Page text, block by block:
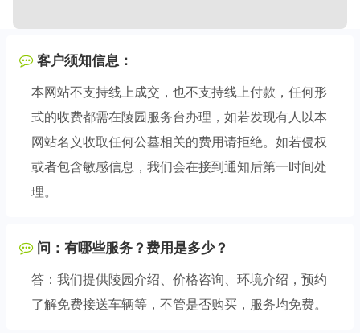
客户须知信息：
本网站不支持线上成交，也不支持线上付款，任何形
式的收费都需在陵园服务台办理，如若发现有人以本
网站名义收取任何公墓相关的费用请拒绝。如若侵权
或者包含敏感信息，我们会在接到通知后第一时间处
理。
问：有哪些服务？费用是多少？
答：我们提供陵园介绍、价格咨询、环境介绍，预约
了解免费接送车辆等，不管是否购买，服务均免费。